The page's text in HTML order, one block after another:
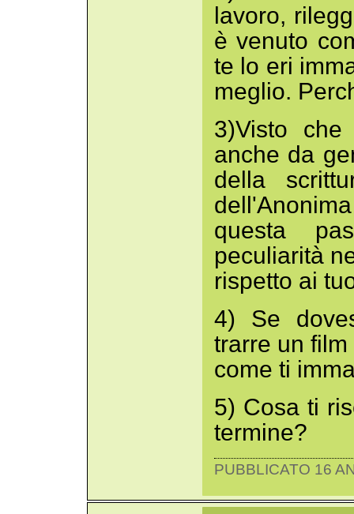
lavoro,
è venuto
te lo eri
meglio.
3)Visto
anche da
della
questa
peculiarità
rispetto ai
4) Se
trarre un
come ti
5) Cosa ti
termine?
PUBBLICATO 16